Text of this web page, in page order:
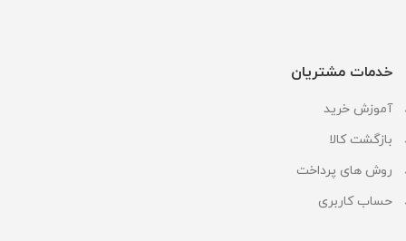
خدمات مشتریان
آموزش خرید
بازگشت کالا
روش های پرداخت
حساب کاربری